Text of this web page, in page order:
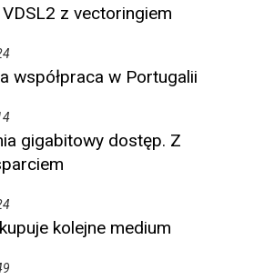
z vectoringiem
współpraca w Portugalii
gigabitowy dostęp. Z
kolejne medium